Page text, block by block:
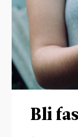
Bli